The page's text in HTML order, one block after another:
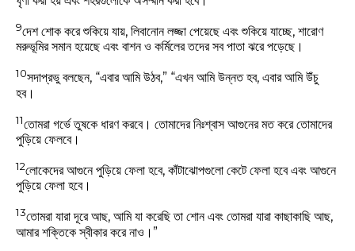
9দেশ শোক করে শুকিয়ে যায়, লিবানোন লজ্জা পেয়েছে এবং শুকিয়ে যাচ্ছে, শারোণ
মরুভূমির সমান হয়েছে এবং বাশন ও কর্মিলের তদের সব পাতা ঝরে পড়েছে।
10সদাপ্রভু বলছেন, “এবার আমি উঠব,” “এখন আমি উন্নত হব, এবার আমি উঁচু
হব।
11তোমরা গর্ভে তুষকে ধারণ করবে। তোমাদের নিঃশ্বাস আগুনের মত করে তোমাদের
পুড়িয়ে ফেলবে।
12লোকেদের আগুনে পুড়িয়ে ফেলা হবে, কাঁটাঝোপগুলো কেটে ফেলা হবে এবং আগুনে
পুড়িয়ে ফেলা হবে।
13তোমরা যারা দূরে আছ, আমি যা করেছি তা শোন এবং তোমরা যারা কাছাকাছি আছ,
আমার শক্তিকে স্বীকার করে নাও।”